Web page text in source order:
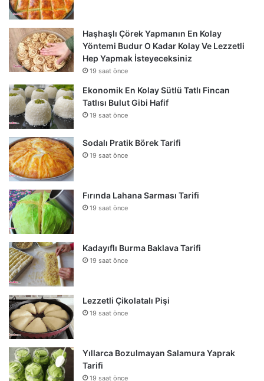
Haşhaşlı Çörek Yapmanın En Kolay
Yöntemi Budur O Kadar Kolay Ve Lezzetli
Hep Yapmak İsteyeceksiniz
19 saat önce
Ekonomik En Kolay Sütlü Tatlı Fincan
Tatlısı Bulut Gibi Hafif
19 saat önce
Sodalı Pratik Börek Tarifi
19 saat önce
Fırında Lahana Sarması Tarifi
19 saat önce
Kadayıflı Burma Baklava Tarifi
19 saat önce
Lezzetli Çikolatalı Pişi
19 saat önce
Yıllarca Bozulmayan Salamura Yaprak
Tarifi
19 saat önce